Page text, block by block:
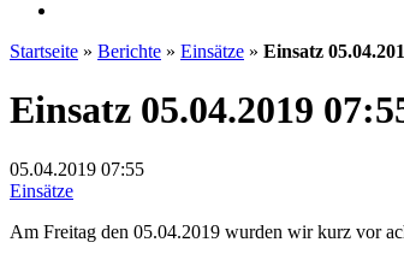
Startseite » Berichte » Einsätze » Einsatz
Einsatz 05.04.2019
05.04.2019 07:55
Einsätze
Am Freitag den 05.04.2019 wurden wir kurz vor